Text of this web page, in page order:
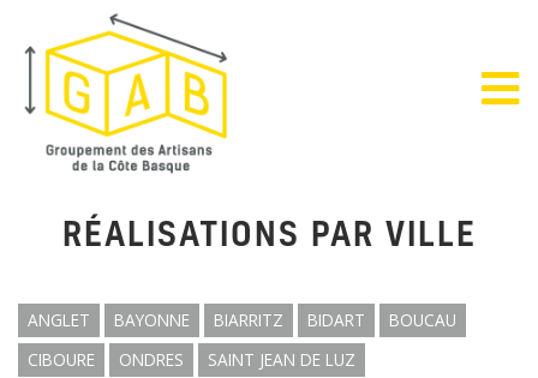
RÉALISATIONS PAR VILLE
ANGLET BAYONNE BIARRITZ BIDART
BOUCAU
CIBOURE
ONDRES
SAINT JEAN DE LUZ